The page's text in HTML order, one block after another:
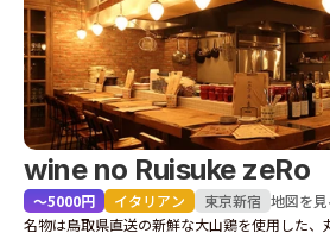
wine no Ruisuke zeRo
〜5000円 イタリアン 東京新宿 地図を
名物は鳥取県直送の新鮮な大山鶏を使用した、